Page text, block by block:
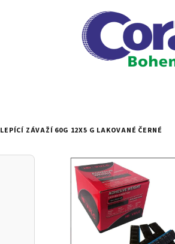
LEPÍCÍ ZÁVAŽÍ 60G 12X5 G LAKOVANÉ ČERNÉ